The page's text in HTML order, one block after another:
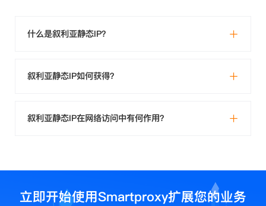
什么是叙利亚静态IP？
叙利亚静态IP如何获得？
叙利亚静态IP在网络访问中有何作用？
立即开始使用Smartproxy扩展您的业务